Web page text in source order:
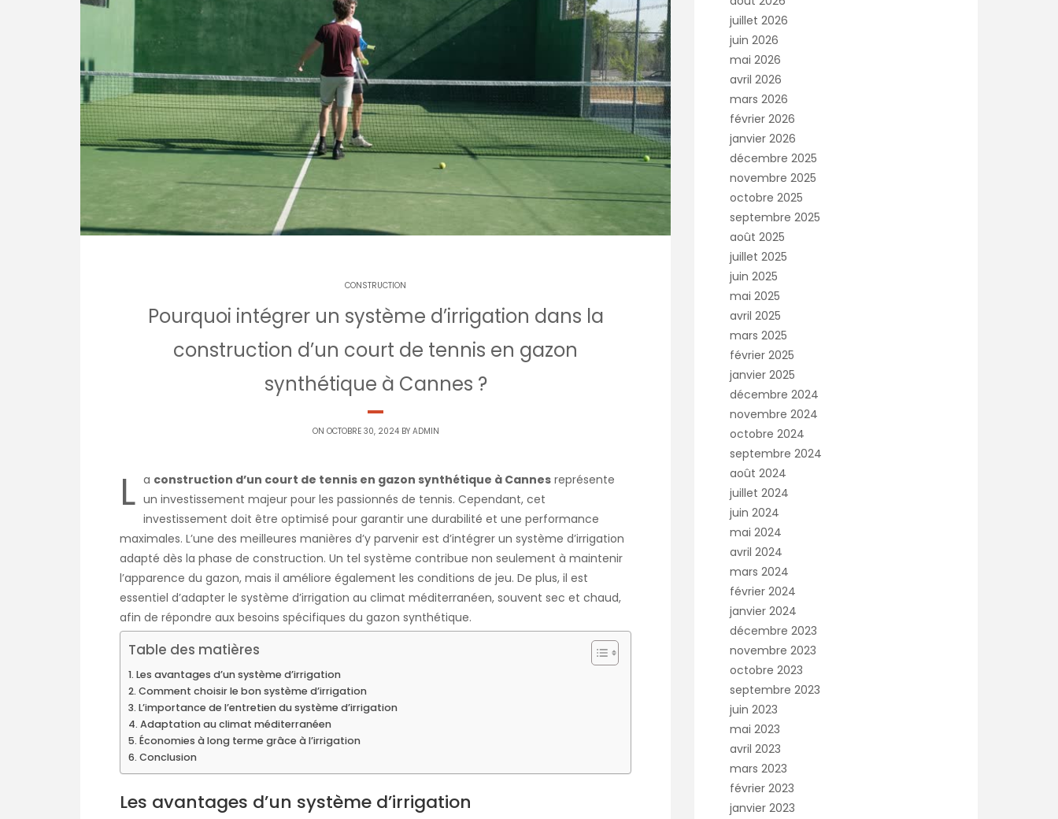
CONSTRUCTION
Pourquoi intégrer un système d’irrigation dans la
construction d’un court de tennis en gazon
synthétique à Cannes ?
ON OCTOBRE 30, 2024 BY ADMIN
L a construction d’un court de tennis en gazon synthétique à Cannes représente
un investissement majeur pour les passionnés de tennis. Cependant, cet
investissement doit être optimisé pour garantir une durabilité et une performance
maximales. L’une des meilleures manières d’y parvenir est d’intégrer un système d’irrigation
adapté dès la phase de construction. Un tel système contribue non seulement à maintenir
l’apparence du gazon, mais il améliore également les conditions de jeu. De plus, il est
essentiel d’adapter le système d’irrigation au climat méditerranéen, souvent sec et chaud,
afin de répondre aux besoins spécifiques du gazon synthétique.
Table des matières
Les avantages d’un système d’irrigation
Comment choisir le bon système d’irrigation
L’importance de l’entretien du système d’irrigation
Adaptation au climat méditerranéen
Économies à long terme grâce à l’irrigation
Conclusion
Les avantages d’un système d’irrigation
juillet 2026
juin 2026
mai 2026
avril 2026
mars 2026
février 2026
janvier 2026
décembre 2025
novembre 2025
octobre 2025
septembre 2025
août 2025
juillet 2025
juin 2025
mai 2025
avril 2025
mars 2025
février 2025
janvier 2025
décembre 2024
novembre 2024
octobre 2024
septembre 2024
août 2024
juillet 2024
juin 2024
mai 2024
avril 2024
mars 2024
février 2024
janvier 2024
décembre 2023
novembre 2023
octobre 2023
septembre 2023
juin 2023
mai 2023
avril 2023
mars 2023
février 2023
janvier 2023